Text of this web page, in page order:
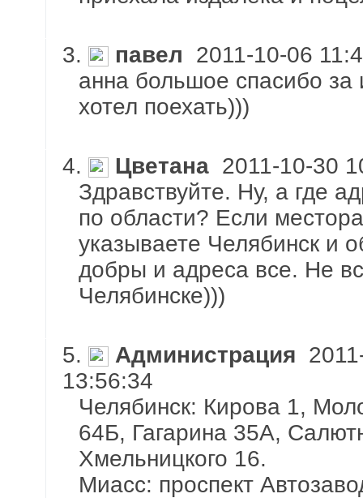
3. павел 2011-10-06
анна большое спасибо за
хотел поехать)))
4. Цветана 2011-10-30
Здравствуйте. Ну, а где
по области? Если
указываете Челябинск и
добры и адреса все. Не
Челябинске)))
5. Администрация
13:56:34
Челябинск: Кирова 1,
64Б, Гагарина 35А,
Хмельницкого 16.
Миасс: проспект